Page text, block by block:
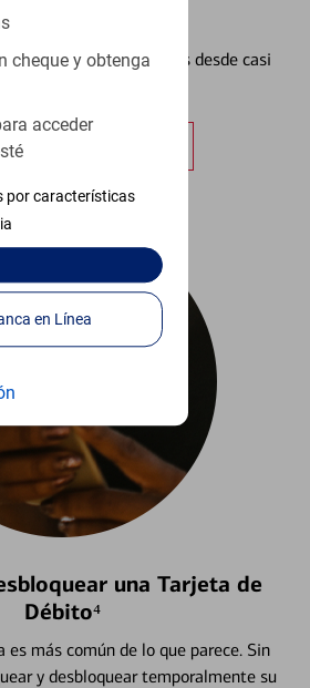
cheque y obtenga
acceder
por características
Continúe para entrar en la Banca en Línea
Alertas³
control de sus finanzas desde casi
más información
una Tarjeta de
Débito⁴
más común de lo que parece. Sin
y desbloquear temporalmente su